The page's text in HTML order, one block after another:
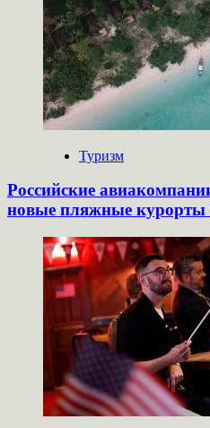
Туризм
Российские
новые пляжные курорты